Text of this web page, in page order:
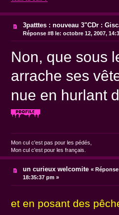
3patttes : nouveau 3"CDr :
Réponse #8 le: octobre 12, 2007,
Non, que sous
arrache ses
nue en hurlant
Mon cul c'est pas pour les pédés,
Mon cul c'est pour les français.
un curieux welcomite «
18:35:37 pm »
et en posant des